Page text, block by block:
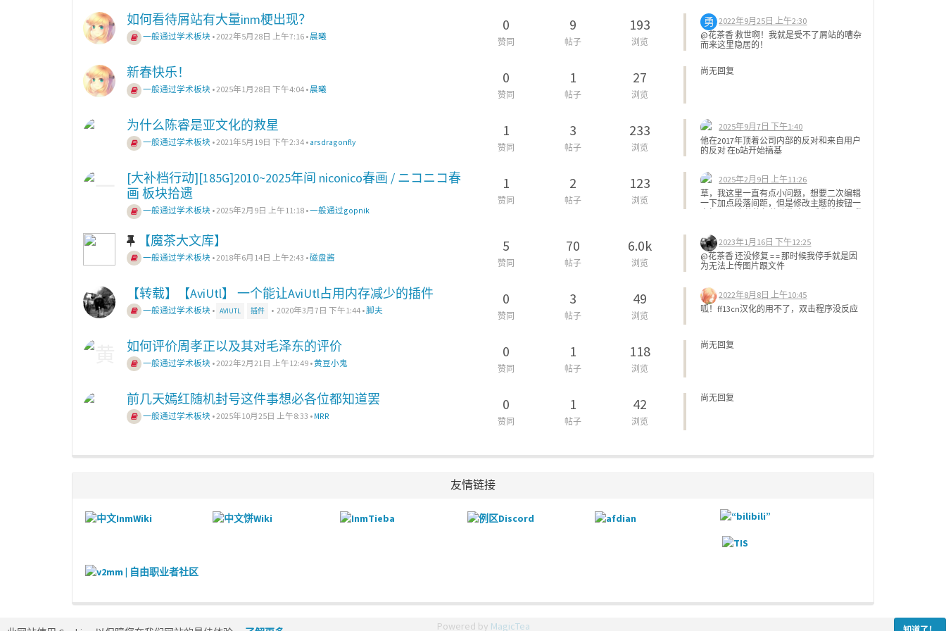
如何看待屑站有大量inm梗出现？
一般通过学术板块 •2022年5月28日 上午7:16 • 晨曦
0
赞同
9
帖子
193
浏览
勇 2022年9月25日 上午2:30
@花茶香 救世啊！我就是受不了屑站的嘈杂
而来这里隐居的！
新春快乐！
一般通过学术板块 •2025年1月28日 下午4:04 • 晨曦
0
赞同
1
帖子
27
浏览
尚无回复
为什么陈睿是亚文化的救星
一般通过学术板块 •2021年5月19日 下午2:34 • arsdragonfly
1
赞同
3
帖子
233
浏览
2025年9月7日 下午1:40
他在2017年顶着公司内部的反对和来自用户
的反对 在b站开始搞基
[大补档行动][185G]2010~2025年间 niconico春画 / ニコニコ春
画 板块拾遗
一般通过学术板块 •2025年2月9日 上午11:18 •一般通过gopnik
1
赞同
2
帖子
123
浏览
2025年2月9日 上午11:26
草，我这里一直有点小问题，想要二次编辑
一下加点段落间距，但是修改主题的按钮一
看吧
【魔茶大文库】
一般通过学术板块 •2018年6月14日 上午2:43 •磁盘酱
5
赞同
70
帖子
6.0k
浏览
2023年1月16日 下午12:25
@花茶香 还没修复 = = 那时候我停手就是因
为无法上传图片跟文件
【转载】【AviUtl】 一个能让AviUtl占用内存减少的插件
一般通过学术板块 • AVIUTL 插件 • 2020年3月7日 下午1:44 •脚夫
0
赞同
3
帖子
49
浏览
2022年8月8日 上午10:45
呱！ff13cn汉化的用不了，双击程序没反应
如何评价周孝正以及其对毛泽东的评价
一般通过学术板块 •2022年2月21日 上午12:49 •黄豆小鬼
0
赞同
1
帖子
118
浏览
尚无回复
前几天嫣红随机封号这件事想必各位都知道罢
一般通过学术板块 •2025年10月25日 上午8:33 • MRR
0
赞同
1
帖子
42
浏览
尚无回复
友情链接
Powered by MagicTea